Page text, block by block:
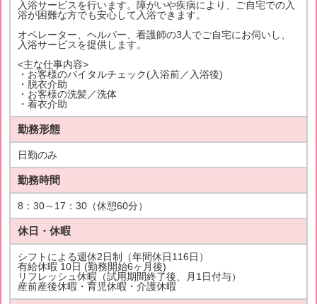
入浴サービスを行います。障がいや疾病により、ご自宅での入
浴が困難な方でも安心して入浴できます。
オペレーター、ヘルパー、看護師の3人でご自宅にお伺いし、
入浴サービスを提供します。
<主な仕事内容>
・お客様のバイタルチェック(入浴前／入浴後)
・脱衣介助
・お客様の洗髪／洗体
・着衣介助
勤務形態
日勤のみ
勤務時間
8：30～17：30（休憩60分）
休日・休暇
シフトによる週休2日制（年間休日116日）
有給休暇 10日 (勤務開始6ヶ月後)
リフレッシュ休暇（試用期間終了後、月1日付与）
産前産後休暇・育児休暇・介護休暇